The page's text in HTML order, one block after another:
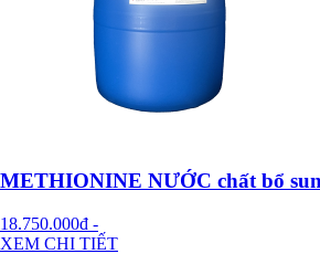
METHIONINE NƯỚC chất bổ
18.750.000đ -
XEM CHI TIẾT